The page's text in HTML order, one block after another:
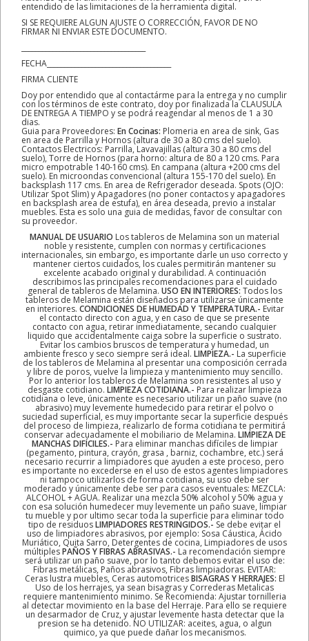
entendido de las limitaciones de la herramienta digital.
SI SE REQUIERE ALGUN AJUSTE O CORRECCIÓN, FAVOR DE NO
FIRMAR NI ENVIAR ESTE DOCUMENTO.
FECHA____________________________________
FIRMA CLIENTE
Doy por entendido que al contactárme para la entrega y no cumplir
con los términos de este contrato, doy por finalizada la CLAUSULA
DE ENTREGA A TIEMPO y se podrá reagendar al menos de 1 a 30
dias.
Guia para Proveedores: En Cocinas: Plomeria en area de sink, Gas
en area de Parrilla y Hornos (altura de 30 a 80 cms del suelo).
Contactos Electricos: Parrilla, Lavavajillas (altura 30 a 80 cms del
suelo), Torre de Hornos (para horno: altura de 80 a 120 cms. Para
micro empotrable 140-160 cms). En campana (altura +200 cms del
suelo). En microondas convencional (altura 155-170 del suelo). En
backsplash 117 cms. En area de Refrigerador deseada. Spots (OJO:
Utilizar Spot Slim) y Apagadores (no poner contactos y apagadores
en backsplash area de estufa), en área deseada, previo a instalar
muebles. Esta es solo una guia de medidas, favor de consultar con
su proveedor.
MANUAL DE USUARIO Los tableros de Melamina son un material
noble y resistente, cumplen con normas y certificaciones
internacionales, sin embargo, es importante darle un uso correcto y
mantener ciertos cuidados, los cuales permitirán mantener su
excelente acabado original y durabilidad. A continuación
describimos las principales recomendaciones para el cuidado
general de tableros de Melamina. USO EN INTERIORES: Todos los
tableros de Melamina están diseñados para utilizarse únicamente
en interiores. CONDICIONES DE HUMEDAD Y TEMPERATURA.- Evitar
el contacto directo con agua, y en caso de que se presente
contacto con agua, retirar inmediatamente, secando cualquier
liquido que accidentalmente caiga sobre la superficie o sustrato.
Evitar los cambios bruscos de temperatura y humedad, un
ambiente fresco y seco siempre será ideal. LIMPIEZA.- La superficie
de los tableros de Melamina al presentar una composición cerrada
y libre de poros, vuelve la limpieza y mantenimiento muy sencillo.
Por lo anterior los tableros de Melamina son resistentes al uso y
desgaste cotidiano. LIMPIEZA COTIDIANA.- Para realizar limpieza
cotidiana o leve, únicamente es necesario utilizar un paño suave (no
abrasivo) muy levemente humedecido para retirar el polvo o
suciedad superficial, es muy importante secar la superficie después
del proceso de limpieza, realizarlo de forma cotidiana te permitirá
conservar adecuadamente el mobiliario de Melamina. LIMPIEZA DE
MANCHAS DIFÍCILES.- Para eliminar manchas difíciles de limpiar
(pegamento, pintura, crayón, grasa , barniz, cochambre, etc.) será
necesario recurrir a limpiadores que ayuden a este proceso, pero
es importante no excederse en el uso de estos agentes limpiadores
ni tampoco utilizarlos de forma cotidiana, su uso debe ser
moderado y únicamente debe ser para casos eventuales: MEZCLA:
ALCOHOL + AGUA. Realizar una mezcla 50% alcohol y 50% agua y
con esa solución humedecer muy levemente un paño suave, limpiar
tu mueble y por ultimo secar toda la superficie para eliminar todo
tipo de residuosLIMPIADORES RESTRINGIDOS.- Se debe evitar el
uso de limpiadores abrasivos, por ejemplo: Sosa Cáustica, Ácido
Muriático, Quita Sarro, Detergentes de cocina, Limpiadores de usos
múltiplesPAÑOS Y FIBRAS ABRASIVAS.- La recomendación siempre
será utilizar un paño suave, por lo tanto debemos evitar el uso de:
Fibras metálicas, Paños abrasivos, Fibras limpiadoras. EVITAR:
Ceras lustra muebles, Ceras automotricesBISAGRAS Y HERRAJES: El
Uso de los herrajes, ya sean bisagras y Correderas Metalicas
requiere mantenimiento minimo. Se Recomienda: Ajustar tornilleria
al detectar movimiento en la base del Herraje. Para ello se requiere
un desarmador de Cruz, y ajustar levemente hasta detectar que la
presion se ha detenido. NO UTILIZAR: aceites, agua, o algun
quimico, ya que puede dañar los mecanismos.